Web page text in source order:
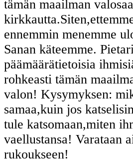
tämän maailman
ennemmin menemme
Sanan käteemme.
päämäärätietoisia
rohkeasti tämän
valon! Kysymyksen:
samaa,kuin jos
tule katsomaan,miten
vaellustansa! Varataan
rukoukseen!